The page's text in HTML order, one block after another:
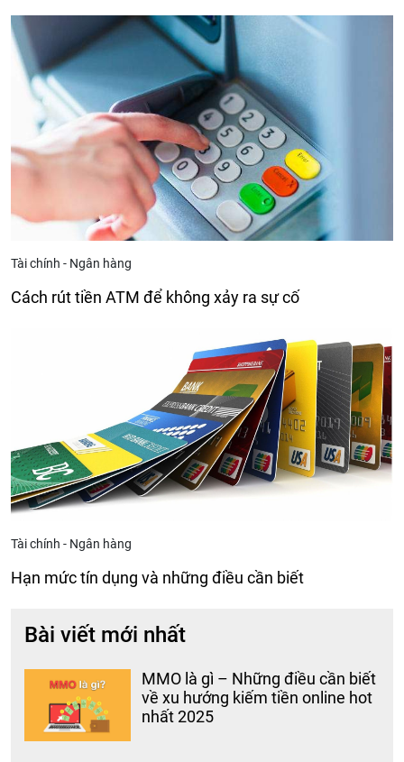
Tài chính - Ngân hàng
Cách rút tiền ATM để không xảy ra sự cố
Tài chính - Ngân hàng
Hạn mức tín dụng và những điều cần biết
Bài viết mới nhất
MMO là gì – Những điều cần biết
về xu hướng kiếm tiền online hot
nhất 2025